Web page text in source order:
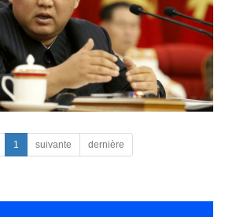
1 suivante dernière